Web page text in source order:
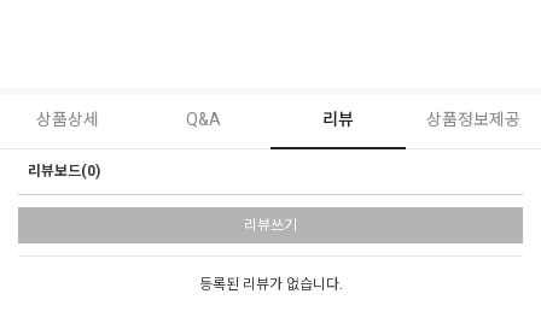
상품상세 Q&A 리뷰 상품정보제공
리뷰보드(0)
리뷰쓰기
등록된 리뷰가 없습니다.